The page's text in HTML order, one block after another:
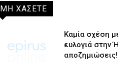
ΜΗ ΧΑΣΕΤΕ
Καμία σχέση
ευλογιά στην
αποζημιώσεις!